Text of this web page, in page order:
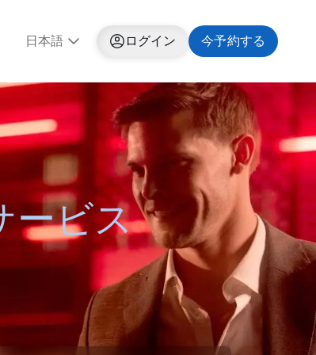
日本語 ログイン 今予約する
ービス